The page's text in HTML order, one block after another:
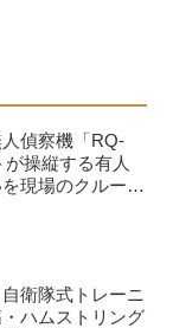
が自慢 ＜
長：15.6m 全
空団第302飛行
ロットを経て、
務を行うほ
を率いる
ルス戦闘機で
りむっくり...
偵察機「RQ-
操縦する有人
現場のクルーが
衛隊式トレーニ
ハムストリング